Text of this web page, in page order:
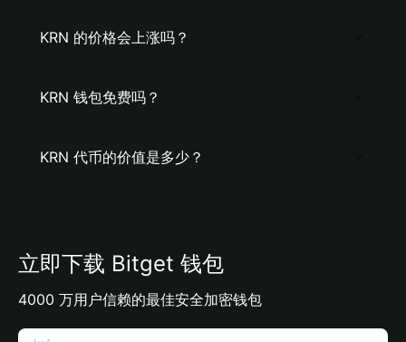
KRN 的价格会上涨吗？
KRN 钱包免费吗？
KRN 代币的价值是多少？
立即下载 Bitget 钱包
4000 万用户信赖的最佳安全加密钱包